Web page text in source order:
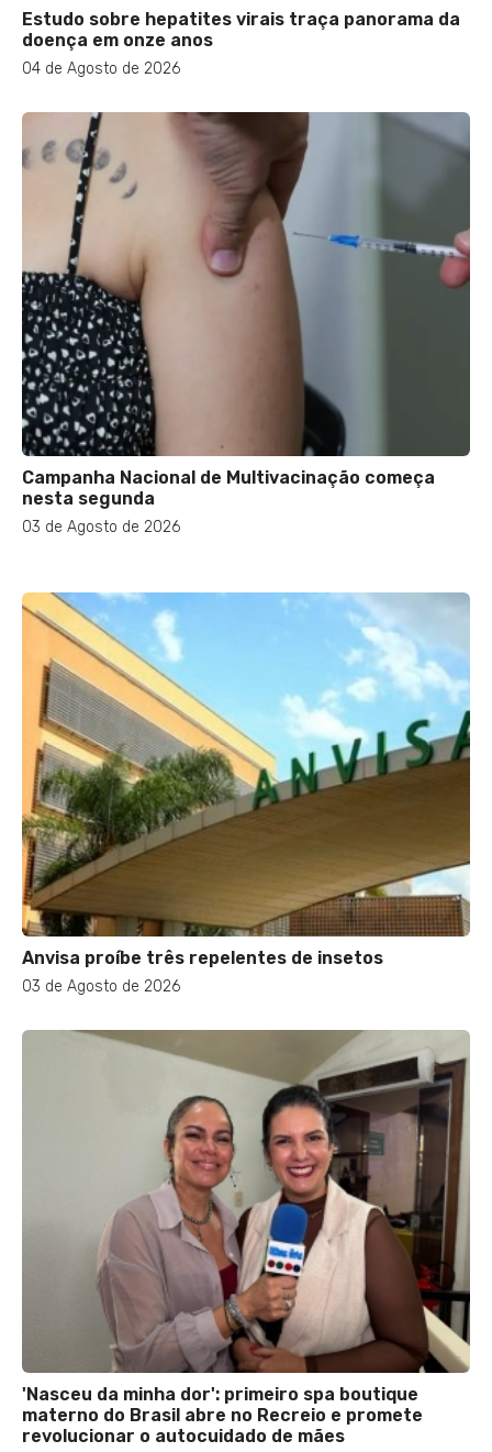
Estudo sobre hepatites virais traça panorama da
doença em onze anos
04 de Agosto de 2026
Campanha Nacional de Multivacinação começa
nesta segunda
03 de Agosto de 2026
Anvisa proíbe três repelentes de insetos
03 de Agosto de 2026
'Nasceu da minha dor': primeiro spa boutique
materno do Brasil abre no Recreio e promete
revolucionar o autocuidado de mães